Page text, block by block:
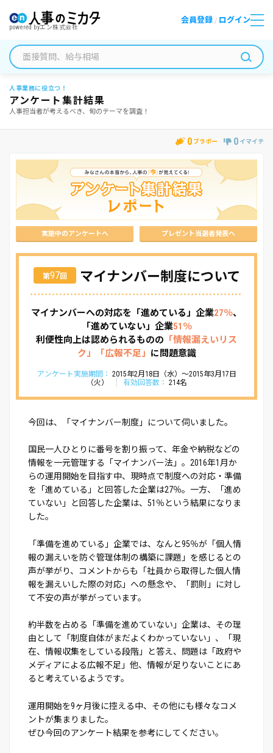
powered byエン株式会社
会員登録 / ログイン
人事業務に役立つ！
アンケート集計結果
人事担当者が考えるべき、旬のテーマを調査！
0 ブラボー 0 イマイチ
実施中のアンケートへ プレゼント当選者発表へ
第97回 マイナンバー制度について
マイナンバーへの対応を「進めている」企業27％、
「進めていない」企業51％
利便性向上は認められるものの 「情報漏えいリス
ク」「広報不足」 に問題意識
アンケート実施期間： 2015年2月18日（水）～2015年3月17日
（火）
有効回答数： 214名
今回は、「マイナンバー制度」について伺いました。
国民一人ひとりに番号を割り振って、年金や納税などの
情報を一元管理する「マイナンバー法」。2016年1月か
らの運用開始を目指す中、現時点で制度への対応・準備
を「進めている」と回答した企業は27％。一方、「進め
ていない」と回答した企業は、51％という結果になりま
した。
「準備を進めている」企業では、なんと95％が「個人情
報の漏えいを防ぐ管理体制の構築に課題」を感じるとの
声が挙がり、コメントからも「社員から取得した個人情
報を漏えいした際の対応」への懸念や、「罰則」に対し
て不安の声が挙がっています。
約半数を占める「準備を進めていない」企業は、その理
由として「制度自体がまだよくわかっていない」、「現
在、情報収集をしている段階」と答え、問題は「政府や
メディアによる広報不足」他、情報が足りないことにあ
ると考えているようです。
運用開始を9ヶ月後に控える中、その他にも様々なコメ
ントが集まりました。
ぜひ今回のアンケート結果を参考にしてください。